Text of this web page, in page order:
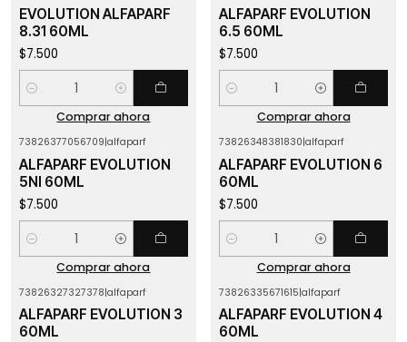
EVOLUTION ALFAPARF
8.31 60ML
$7.500
Cantidad
Comprar ahora
ALFAPARF EVOLUTION
6.5 60ML
$7.500
Cantidad
Comprar ahora
73826377056709|alfaparf
ALFAPARF EVOLUTION
5NI 60ML
$7.500
Cantidad
Comprar ahora
73826348381830|alfaparf
ALFAPARF EVOLUTION 6
60ML
$7.500
Cantidad
Comprar ahora
73826327327378|alfaparf
ALFAPARF EVOLUTION 3
60ML
73826335671615|alfaparf
ALFAPARF EVOLUTION 4
60ML